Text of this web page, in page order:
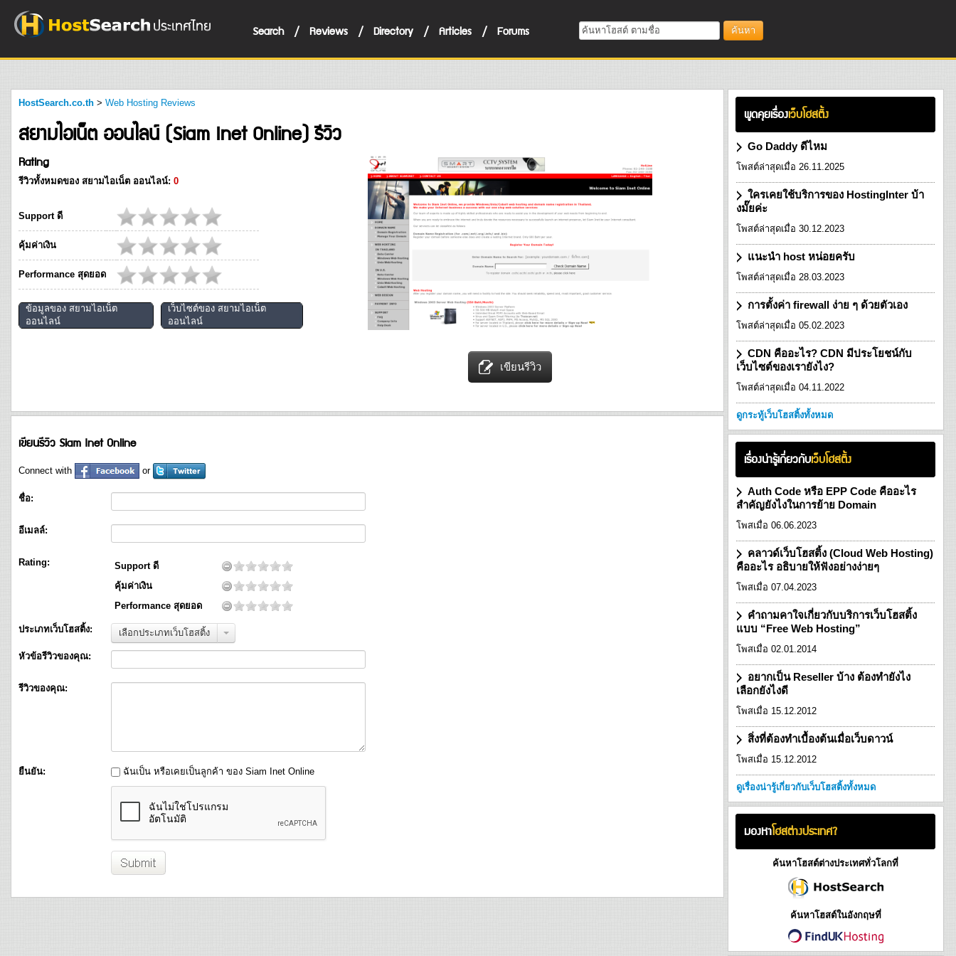
Search / Reviews / Directory / Articles / Forums ค้นหา
HostSearch.co.th > Web Hosting Reviews
สยามไอเน็ต ออนไลน์ (Siam Inet Online) รีวิว
Rating
รีวิวทั้งหมดของ สยามไอเน็ต ออนไลน์: 0
Support ดี
คุ้มค่าเงิน
Performance สุดยอด
ข้อมูลของ สยามไอเน็ต
ออนไลน์
เว็บไซต์ของ สยามไอเน็ต
ออนไลน์
เขียนรีวิว
เขียนรีวิว Siam Inet Online
Connect with or
ชื่อ:
อีเมลล์:
Rating:
Support ดี
คุ้มค่าเงิน
Performance สุดยอด
ประเภทเว็บโฮสติ้ง: เลือกประเภทเว็บโฮสติ้ง
หัวข้อรีวิวของคุณ:
รีวิวของคุณ:
ยืนยัน: ฉันเป็น หรือเคยเป็นลูกค้า ของ Siam Inet Online
พูดคุยเรื่องเว็บโฮสติ้ง
Go Daddy ดีไหม
โพสต์ล่าสุดเมื่อ 26.11.2025
ใครเคยใช้บริการของ HostingInter บ้า
งมั๊ยค่ะ
โพสต์ล่าสุดเมื่อ 30.12.2023
แนะนำ host หน่อยครับ
โพสต์ล่าสุดเมื่อ 28.03.2023
การตั้งค่า firewall ง่าย ๆ ด้วยตัวเอง
โพสต์ล่าสุดเมื่อ 05.02.2023
CDN คืออะไร? CDN มีประโยชน์กับ
เว็บไซต์ของเรายังไง?
โพสต์ล่าสุดเมื่อ 04.11.2022
ดูกระทู้เว็บโฮสติ้งทั้งหมด
เรื่องน่ารู้เกี่ยวกับเว็บโฮสติ้ง
Auth Code หรือ EPP Code คืออะไร
สำคัญยังไงในการย้าย Domain
โพสเมื่อ 06.06.2023
คลาวด์เว็บโฮสติ้ง (Cloud Web Hosting)
คืออะไร อธิบายให้ฟังอย่างง่ายๆ
โพสเมื่อ 07.04.2023
คำถามคาใจเกี่ยวกับบริการเว็บโฮสติ้ง
แบบ “Free Web Hosting”
โพสเมื่อ 02.01.2014
อยากเป็น Reseller บ้าง ต้องทำยังไง
เลือกยังไงดี
โพสเมื่อ 15.12.2012
สิ่งที่ต้องทำเบื้องต้นเมื่อเว็บดาวน์
โพสเมื่อ 15.12.2012
ดูเรื่องน่ารู้เกี่ยวกับเว็บโฮสติ้งทั้งหมด
มองหาโฮสต่างประเทศ?
ค้นหาโฮสต์ต่างประเทศทั่วโลกที่
ค้นหาโฮสต์ในอังกฤษที่